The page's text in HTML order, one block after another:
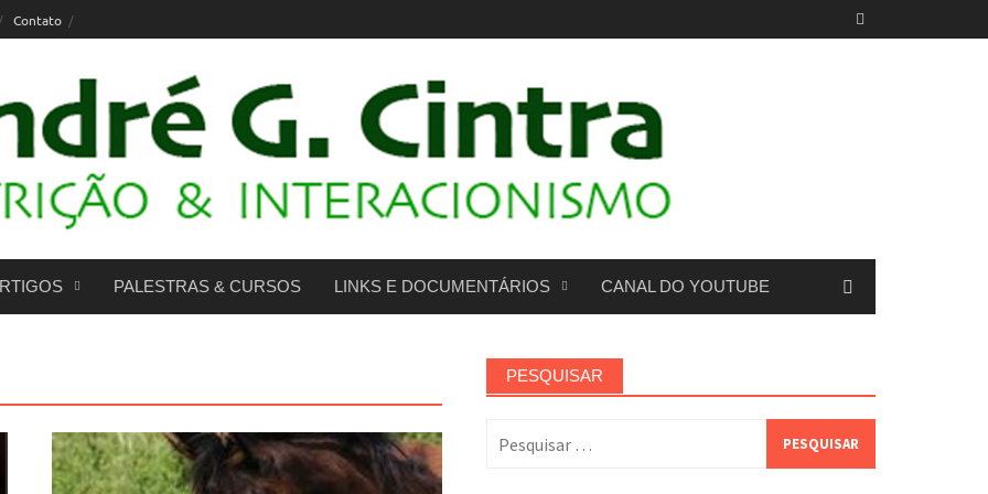
Contato
PALESTRAS & CURSOS LINKS E DOCUMENTÁRIOS CANAL DO YOUTUBE
PESQUISAR
por: